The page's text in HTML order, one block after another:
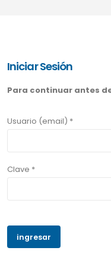
Iniciar Sesión
Para continuar antes
Usuario (email) *
Clave *